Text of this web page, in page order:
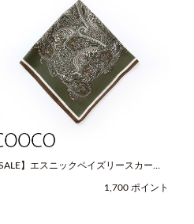
SALE】エスニックペイズリースカーフ
1,700 ポイント